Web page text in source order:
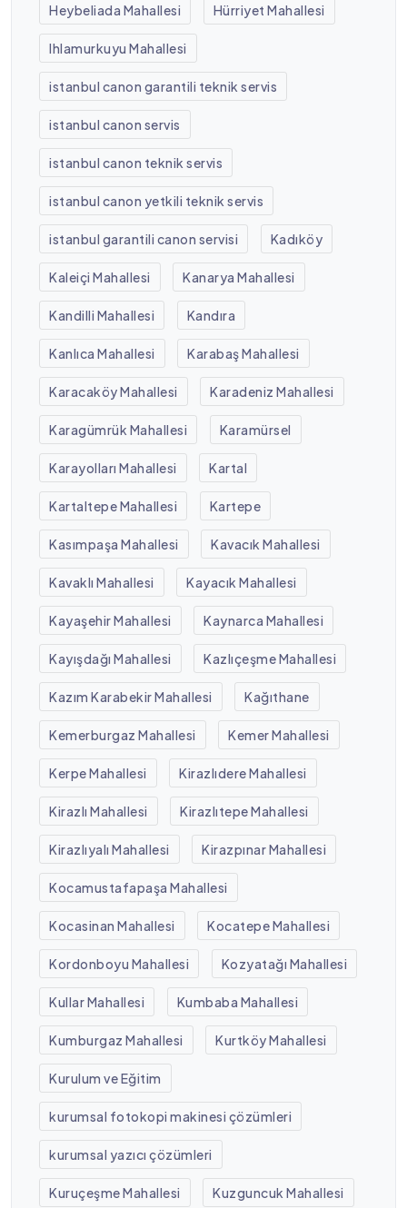
Heybeliada Mahallesi Hürriyet Mahallesi
Ihlamurkuyu Mahallesi
istanbul canon garantili teknik servis
istanbul canon servis
istanbul canon teknik servis
istanbul canon yetkili teknik servis
istanbul garantili canon servisi Kadıköy
Kaleiçi Mahallesi Kanarya Mahallesi
Kandilli Mahallesi Kandıra
Kanlıca Mahallesi Karabaş Mahallesi
Karacaköy Mahallesi Karadeniz Mahallesi
Karagümrük Mahallesi Karamürsel
Karayolları Mahallesi Kartal
Kartaltepe Mahallesi Kartepe
Kasımpaşa Mahallesi Kavacık Mahallesi
Kavaklı Mahallesi Kayacık Mahallesi
Kayaşehir Mahallesi Kaynarca Mahallesi
Kayışdağı Mahallesi Kazlıçeşme Mahallesi
Kazım Karabekir Mahallesi Kağıthane
Kemerburgaz Mahallesi Kemer Mahallesi
Kerpe Mahallesi Kirazlıdere Mahallesi
Kirazlı Mahallesi Kirazlıtepe Mahallesi
Kirazlıyalı Mahallesi Kirazpınar Mahallesi
Kocamustafapaşa Mahallesi
Kocasinan Mahallesi Kocatepe Mahallesi
Kordonboyu Mahallesi Kozyatağı Mahallesi
Kullar Mahallesi Kumbaba Mahallesi
Kumburgaz Mahallesi Kurtköy Mahallesi
Kurulum ve Eğitim
kurumsal fotokopi makinesi çözümleri
kurumsal yazıcı çözümleri
Kuruçeşme Mahallesi Kuzguncuk Mahallesi